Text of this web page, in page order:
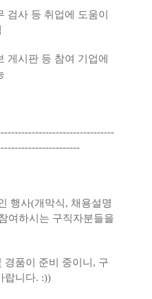
사 등 취업에 도움이
시판 등 참여 기업에
행사(개막식, 채용설명
여하시는 구직자분들을
경품이 준비 중이니, 구
랍니다. :))